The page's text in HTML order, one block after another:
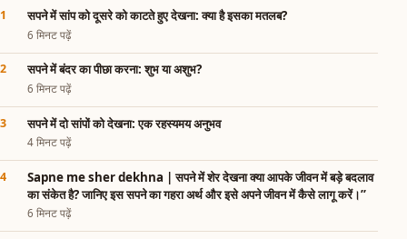
सपने में सांप को दूसरे को काटते हुए देखना: क्या है इसका मतलब?
6 मिनट पढ़ें
सपने में बंदर का पीछा करना: शुभ या अशुभ?
6 मिनट पढ़ें
सपने में दो सांपों को देखना: एक रहस्यमय अनुभव
4 मिनट पढ़ें
Sapne me sher dekhna | सपने में शेर देखना क्या आपके जीवन में बड़े बदलाव
का संकेत है? जानिए इस सपने का गहरा अर्थ और इसे अपने जीवन में कैसे लागू करें।”
6 मिनट पढ़ें